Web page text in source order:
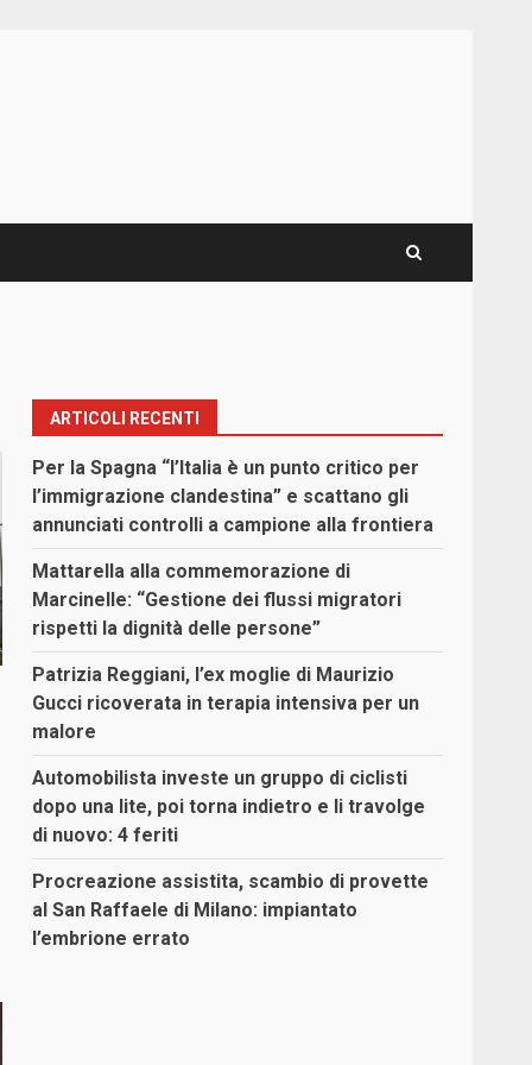
ARTICOLI RECENTI
Per la Spagna “l’Italia è un punto critico per
l’immigrazione clandestina” e scattano gli
annunciati controlli a campione alla frontiera
Mattarella alla commemorazione di
Marcinelle: “Gestione dei flussi migratori
rispetti la dignità delle persone”
Patrizia Reggiani, l’ex moglie di Maurizio
Gucci ricoverata in terapia intensiva per un
malore
Automobilista investe un gruppo di ciclisti
dopo una lite, poi torna indietro e li travolge
di nuovo: 4 feriti
Procreazione assistita, scambio di provette
al San Raffaele di Milano: impiantato
l’embrione errato